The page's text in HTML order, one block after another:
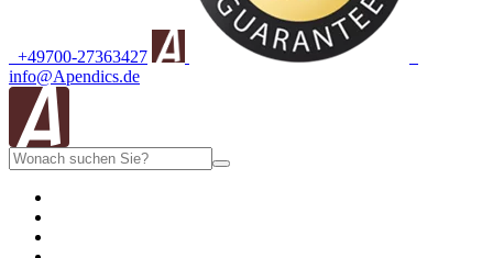
+49700-27363427
info@Apendics.de